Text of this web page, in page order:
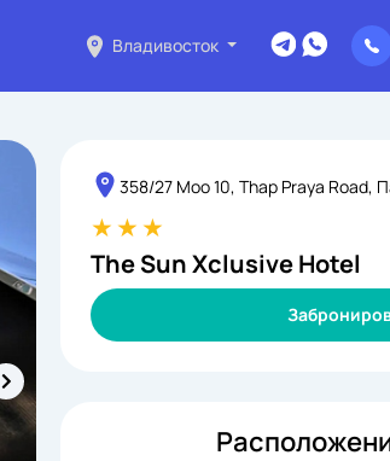
Владивосток
358/27 Moo 10, Thap Praya Road,
The Sun Xclusive Hotel